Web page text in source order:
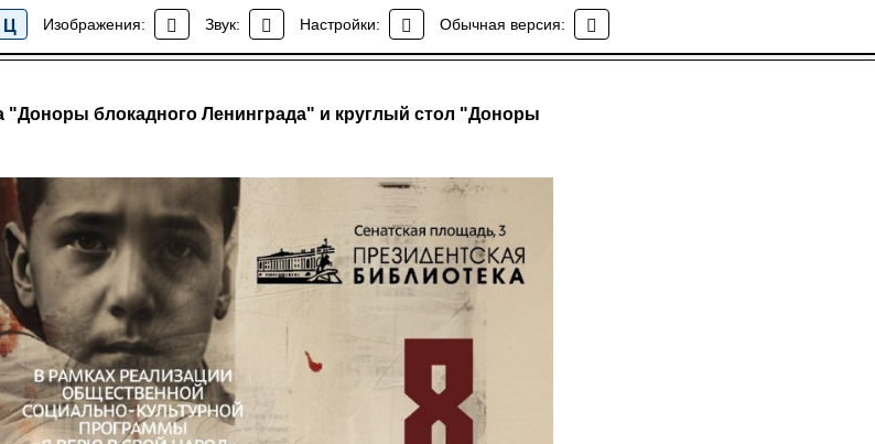
Ц Изображения: Звук: Настройки: Обычная версия:
Новости
"Доноры блокадного Ленинграда" и круглый стол "Доноры